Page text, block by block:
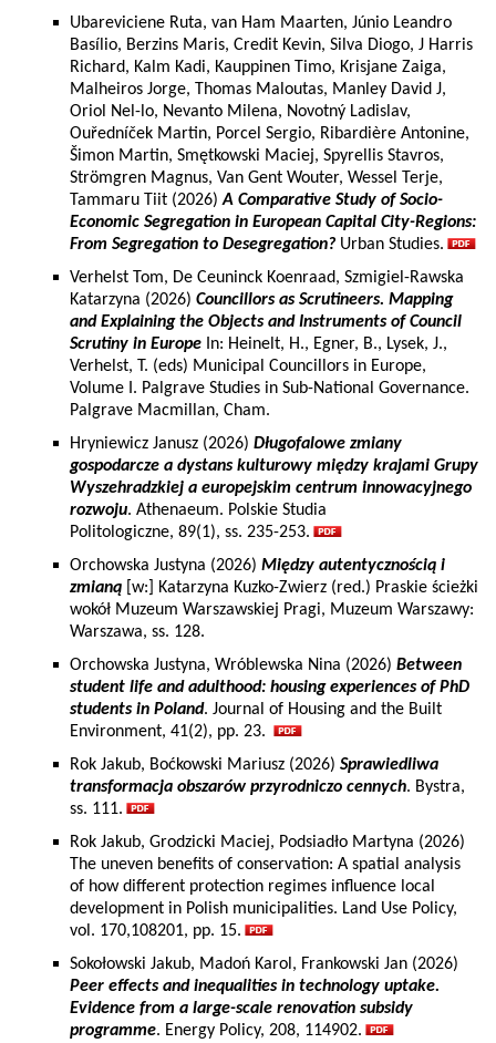
Ubareviciene Ruta, van Ham Maarten, Júnio Leandro
Basílio, Berzins Maris, Credit Kevin, Silva Diogo, J Harris
Richard, Kalm Kadi, Kauppinen Timo, Krisjane Zaiga,
Malheiros Jorge, Thomas Maloutas, Manley David J,
Oriol Nel-lo, Nevanto Milena, Novotný Ladislav,
Ouředníček Martin, Porcel Sergio, Ribardière Antonine,
Šimon Martin, Smętkowski Maciej, Spyrellis Stavros,
Strömgren Magnus, Van Gent Wouter, Wessel Terje,
Tammaru Tiit (2026)A Comparative Study of Socio-
Economic Segregation in European Capital City-Regions:
From Segregation to Desegregation? Urban Studies.
Verhelst Tom, De Ceuninck Koenraad, Szmigiel-Rawska
Katarzyna (2026) Councillors as Scrutineers. Mapping
and Explaining the Objects and Instruments of Council
Scrutiny in Europe In: Heinelt, H., Egner, B., Lysek, J.,
Verhelst, T. (eds) Municipal Councillors in Europe,
Volume I. Palgrave Studies in Sub-National Governance.
Palgrave Macmillan, Cham.
Hryniewicz Janusz (2026) Długofalowe zmiany
gospodarcze a dystans kulturowy między krajami Grupy
Wyszehradzkiej a europejskim centrum innowacyjnego
rozwoju. Athenaeum. Polskie Studia
Politologiczne, 89(1), ss. 235-253.
Orchowska Justyna (2026) Między autentycznością i
zmianą [w:] Katarzyna Kuzko-Zwierz (red.) Praskie ścieżki
wokół Muzeum Warszawskiej Pragi, Muzeum Warszawy:
Warszawa, ss. 128.
Orchowska Justyna, Wróblewska Nina (2026) Between
student life and adulthood: housing experiences of PhD
students in Poland. Journal of Housing and the Built
Environment, 41(2), pp. 23.
Rok Jakub, Boćkowski Mariusz (2026) Sprawiedliwa
transformacja obszarów przyrodniczo cennych. Bystra,
ss. 111.
Rok Jakub, Grodzicki Maciej, Podsiadło Martyna (2026)
The uneven benefits of conservation: A spatial analysis
of how different protection regimes influence local
development in Polish municipalities. Land Use Policy,
vol. 170,108201, pp. 15.
Sokołowski Jakub, Madoń Karol, Frankowski Jan (2026)
Peer effects and inequalities in technology uptake.
Evidence from a large-scale renovation subsidy
programme. Energy Policy, 208, 114902.